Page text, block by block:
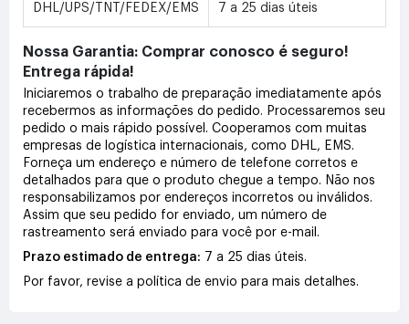
DHL/UPS/TNT/FEDEX/EMS 7 a 25 dias úteis
Nossa Garantia: Comprar conosco é seguro!
Entrega rápida!
Iniciaremos o trabalho de preparação imediatamente após
recebermos as informações do pedido. Processaremos seu
pedido o mais rápido possível. Cooperamos com muitas
empresas de logística internacionais, como DHL, EMS.
Forneça um endereço e número de telefone corretos e
detalhados para que o produto chegue a tempo. Não nos
responsabilizamos por endereços incorretos ou inválidos.
Assim que seu pedido for enviado, um número de
rastreamento será enviado para você por e-mail.
Prazo estimado de entrega: 7 a 25 dias úteis.
Por favor, revise a política de envio para mais detalhes.